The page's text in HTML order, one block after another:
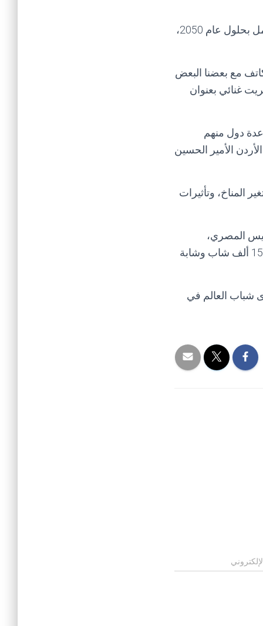
وأوضح أن “500 مليون شخص في الشرق الأوسط وشمال إفريقيا سيطلبون فرص عمل بحلول عام 2050،
مع بعضنا البعض
غنائي بعنوان
دول منهم
الأمير الحسين
المناخ، وتأثيرات
المصري،
وانطلق عبر ثلاث نسخ في الأعوام الماضية 2017 و2018 و2019، استضافت أكثر من 15 ألف شاب وشابة
شباب العالم في